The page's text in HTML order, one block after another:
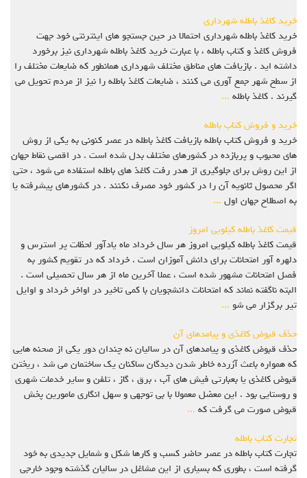
خرید کاغذ باطله شهرداری
خرید کاغذ باطله شهرداری احتمالا در حین جستجو های اینترنتی خود جهت
فروش کاغذ و کتاب باطله ، با عبارت خرید کاغذ باطله شهرداری نیز برخورد
داشته اید . بازیافت های مناطق مختلف شهرداری همانطور که ضایعات مختلف را
از سطح شهر جمع آوری می کنند ، ضایعات کاغذ باطله را نیز از مردم تحویل می
گیرند . کاغذ باطله ...
خرید و فروش کتاب باطله
خرید و فروش کتاب باطله بازیافت کاغذ باطله در عصر کنونی به یکی از روش
های محبوب و پربازده در کشورهای مختلف بدل شده است . در اقصی نقاط جهان
از این روش برای جلوگیری از هدر رفت کاغذ های باطله استفاده می شود ، حتی
اگر محصول ثانویه آن را در کشور خود مصرف نکنند . در کشورهای پیشرفته یا
به اصطلاح جهان اول ...
قیمت کاغذ باطله کیلویی امروز
قیمت کاغذ باطله کیلویی امروز هر سال خرداد ماه یادآور لحظات پر استرس و
دلهره آور امتحانات برای دانش آموزان است . خرداد که در تقویم کشور به
فصل امتحانات مشهور شده است ، عملا آخرین ماه از هر سال تحصیلی است .
البته ناگفته نماند که امتحانات دانشجویان با کمی تاخیر در اواخر خرداد و اوایل
تیر برگزار می شو ...
حذف قبوض کاغذی و پیامدهای آن
حذف قبوض کاغذی و پیامدهای آن در سالیان نه چندان دور یکی از صحنه هایی
که همواره باعث آزرده خاطر شدن دیدگان ساکنان یک ساختمان می شد ، ریختن
قبوض کاغذی یا بعبارتی فیش های آب ، برق ، گاز ، تلفن و سایر خدمات شهری
و روستایی بود . این معضل معمولا با بی توجهی و سهل انگاری مامورین پخش
قبوض صورت می گرفت که ...
تجارت کتاب باطله
تجارت کتاب باطله در عصر حاضر کسب و کارها شکل و شمایل جدیدی به خود
گرفته است ، بطوری که بسیاری از این مشاغل در سالیان گذشته وجود خارجی